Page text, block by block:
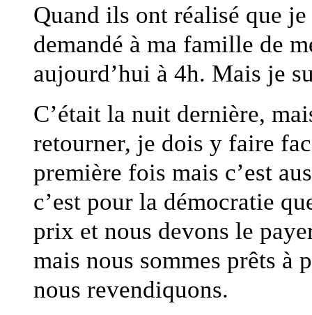
Quand ils ont réalisé que
demandé à ma famille de
aujourd’hui à 4h. Mais je
C’était la nuit dernière,
retourner, je dois y faire
première fois mais c’est
c’est pour la démocratie
prix et nous devons le
mais nous sommes prêts à
nous revendiquons.